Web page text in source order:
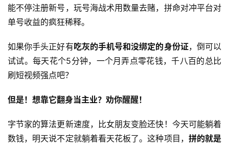
网
创
讯
钱
目
能不停注册新号，玩号海战术用数量去赌，拼命对冲平台对
单号收益的疯狂稀释。
如果你手头正好有吃灰的手机号和没绑定的身份证，倒可以
试试。每天花个5分钟，一个月弄点零花钱，千八百的总比
刷短视频强点吧？
但是！想靠它翻身当主业？劝你醒醒！
字节家的算法更新速度，比女朋友变脸还快！今天可能躺着
数钱，明天说不定就躺着看天花板了。这种项目， 拼的就是